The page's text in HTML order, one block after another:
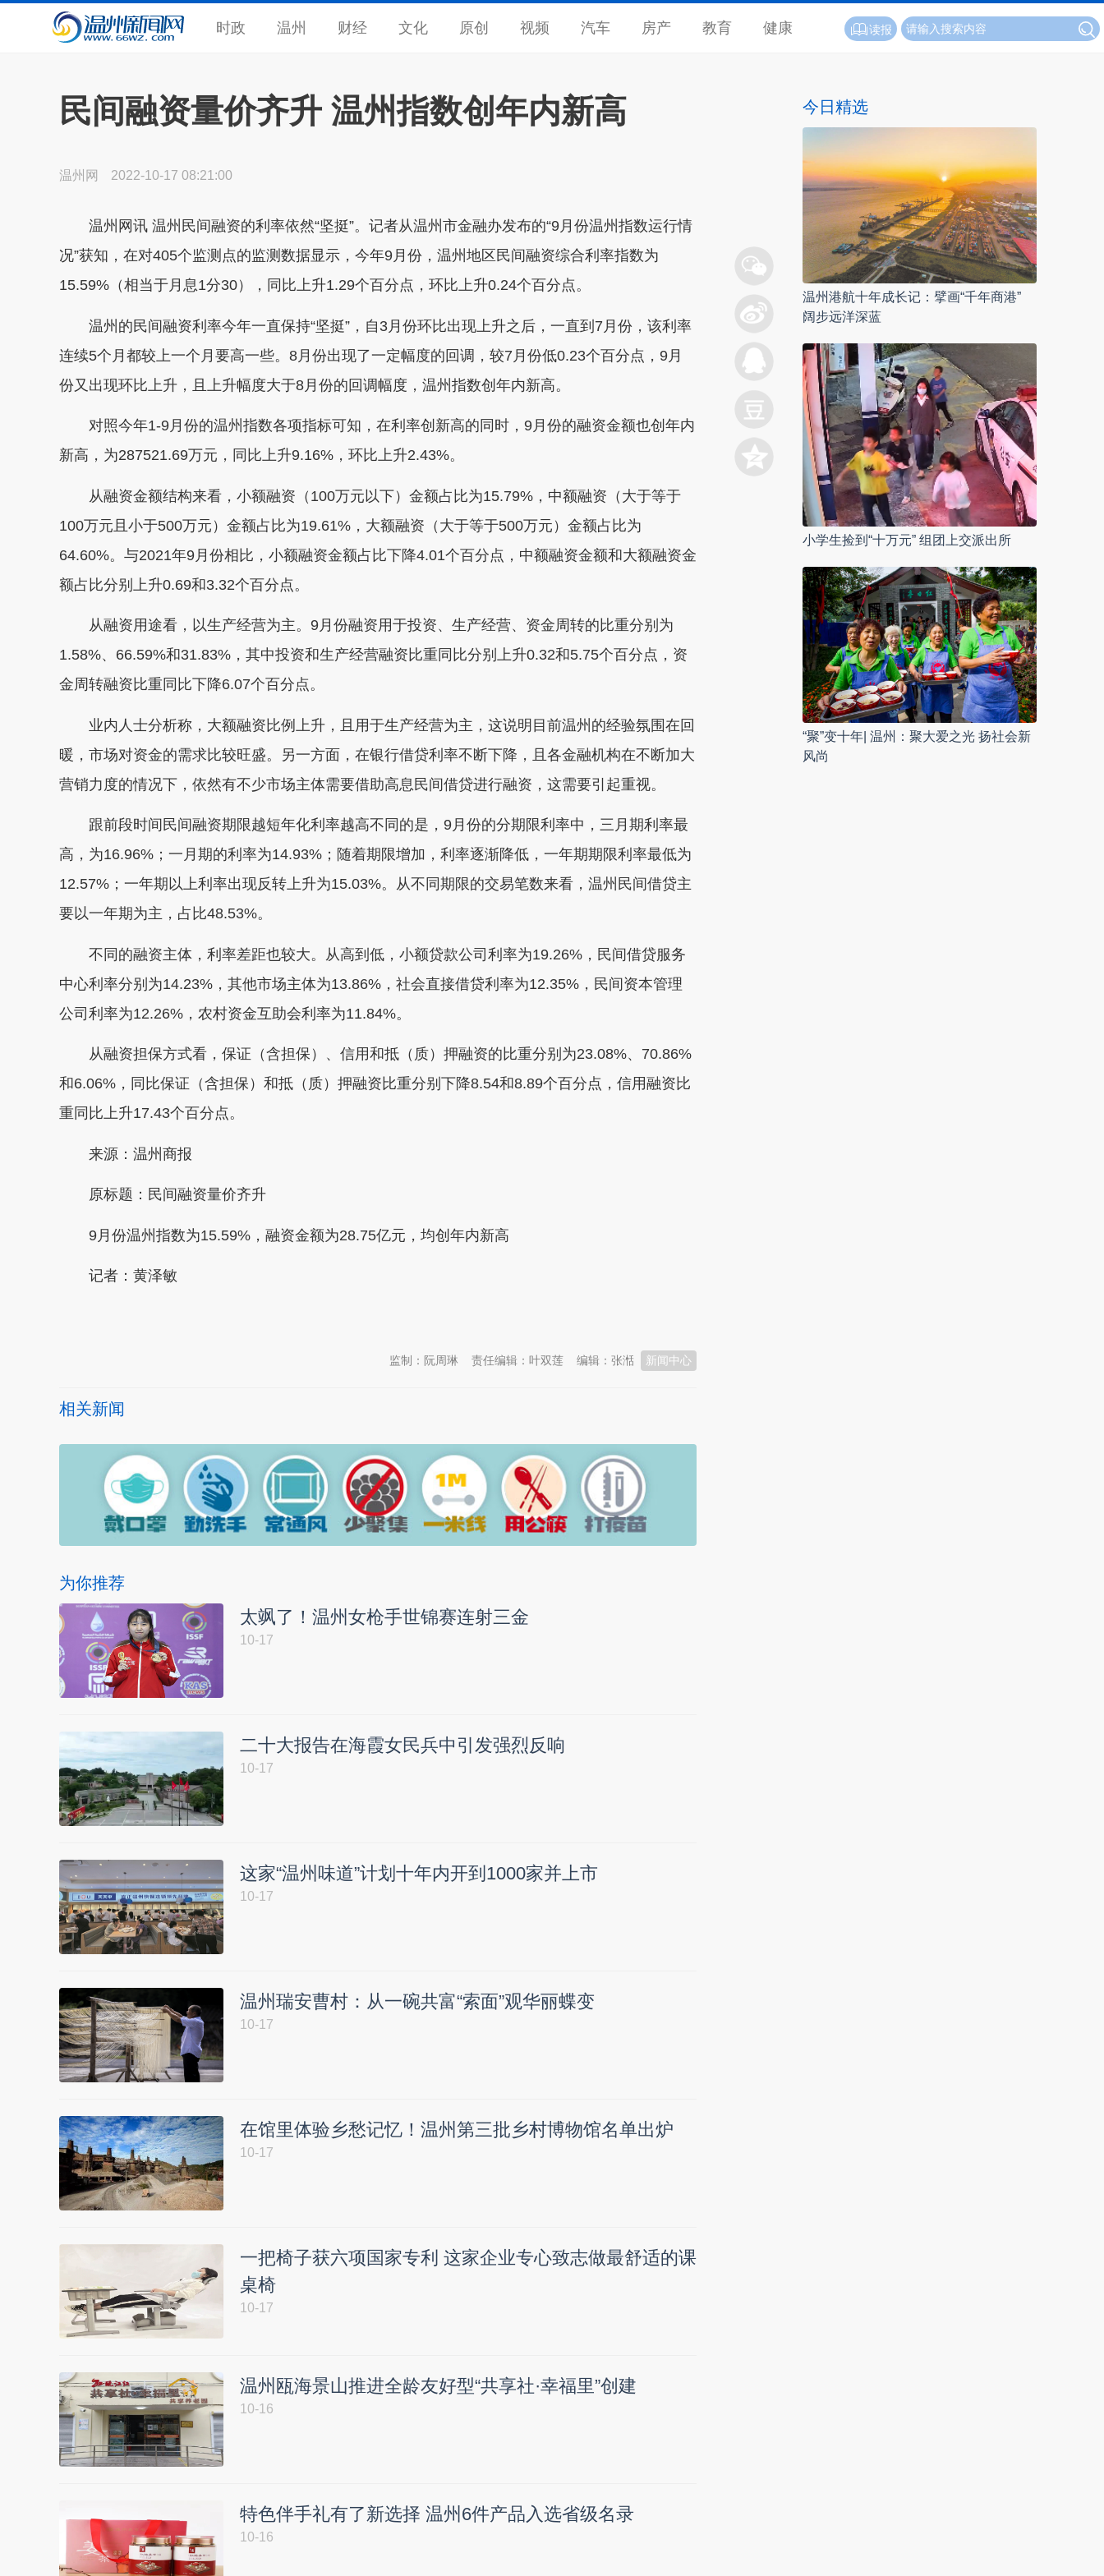
时政 温州 财经 文化 原创 视频 汽车 房产 教育 健康 读报
民间融资量价齐升 温州指数创年内新高
温州网 2022-10-17 08:21:00
温州网讯 温州民间融资的利率依然“坚挺”。记者从温州市金融办发布的“9月份温州指数运行情
况”获知，在对405个监测点的监测数据显示，今年9月份，温州地区民间融资综合利率指数为
15.59%（相当于月息1分30），同比上升1.29个百分点，环比上升0.24个百分点。
温州的民间融资利率今年一直保持“坚挺”，自3月份环比出现上升之后，一直到7月份，该利率
连续5个月都较上一个月要高一些。8月份出现了一定幅度的回调，较7月份低0.23个百分点，9月
份又出现环比上升，且上升幅度大于8月份的回调幅度，温州指数创年内新高。
对照今年1-9月份的温州指数各项指标可知，在利率创新高的同时，9月份的融资金额也创年内
新高，为287521.69万元，同比上升9.16%，环比上升2.43%。
从融资金额结构来看，小额融资（100万元以下）金额占比为15.79%，中额融资（大于等于
100万元且小于500万元）金额占比为19.61%，大额融资（大于等于500万元）金额占比为
64.60%。与2021年9月份相比，小额融资金额占比下降4.01个百分点，中额融资金额和大额融资金
额占比分别上升0.69和3.32个百分点。
从融资用途看，以生产经营为主。9月份融资用于投资、生产经营、资金周转的比重分别为
1.58%、66.59%和31.83%，其中投资和生产经营融资比重同比分别上升0.32和5.75个百分点，资
金周转融资比重同比下降6.07个百分点。
业内人士分析称，大额融资比例上升，且用于生产经营为主，这说明目前温州的经验氛围在回
暖，市场对资金的需求比较旺盛。另一方面，在银行借贷利率不断下降，且各金融机构在不断加大
营销力度的情况下，依然有不少市场主体需要借助高息民间借贷进行融资，这需要引起重视。
跟前段时间民间融资期限越短年化利率越高不同的是，9月份的分期限利率中，三月期利率最
高，为16.96%；一月期的利率为14.93%；随着期限增加，利率逐渐降低，一年期期限利率最低为
12.57%；一年期以上利率出现反转上升为15.03%。从不同期限的交易笔数来看，温州民间借贷主
要以一年期为主，占比48.53%。
不同的融资主体，利率差距也较大。从高到低，小额贷款公司利率为19.26%，民间借贷服务
中心利率分别为14.23%，其他市场主体为13.86%，社会直接借贷利率为12.35%，民间资本管理
公司利率为12.26%，农村资金互助会利率为11.84%。
从融资担保方式看，保证（含担保）、信用和抵（质）押融资的比重分别为23.08%、70.86%
和6.06%，同比保证（含担保）和抵（质）押融资比重分别下降8.54和8.89个百分点，信用融资比
重同比上升17.43个百分点。
来源：温州商报
原标题：民间融资量价齐升
9月份温州指数为15.59%，融资金额为28.75亿元，均创年内新高
记者： 黄泽敏
新闻中心
编辑：张湉
责任编辑：叶双莲
监制：阮周琳
相关新闻
为你推荐
太飒了！温州女枪手世锦赛连射三金
10-17
二十大报告在海霞女民兵中引发强烈反响
10-17
这家“温州味道”计划十年内开到1000家并上市
10-17
温州瑞安曹村：从一碗共富“索面”观华丽蝶变
10-17
在馆里体验乡愁记忆！温州第三批乡村博物馆名单出炉
10-17
一把椅子获六项国家专利 这家企业专心致志做最舒适的课
桌椅
10-17
温州瓯海景山推进全龄友好型“共享社·幸福里”创建
10-16
特色伴手礼有了新选择 温州6件产品入选省级名录
10-16
今日精选
温州港航十年成长记：擘画“千年商港”
阔步远洋深蓝
小学生捡到“十万元” 组团上交派出所
“聚”变十年| 温州：聚大爱之光 扬社会新
风尚